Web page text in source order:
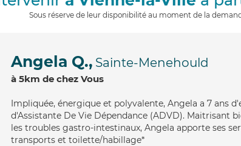
Sous réserve de leur disponibilité au moment de la
Angela Q., Sainte-Menehould
à 5km de chez Vous
Impliquée, énergique et polyvalente, Angela a 7 ans
d'Assistante De Vie Dépendance (ADVD). Maitrisant
les troubles gastro-intestinaux, Angela apporte ses
transports et toilette/habillage*